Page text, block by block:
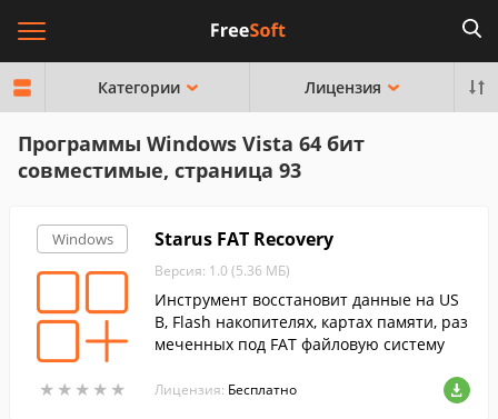
Категории Лицензия
Программы Windows Vista 64 бит
совместимые, страница 93
Windows
★ ★ ★ ★ ★
★ ★ ★ ★ ★
Starus FAT Recovery
Версия: 1.0 (5.36 МБ)
Инструмент восстановит данные на US
B, Flash накопителях, картах памяти, раз
меченных под FAT файловую систему
Лицензия: Бесплатно